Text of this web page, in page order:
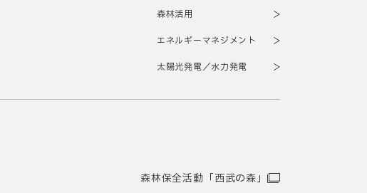
森林活用
エネルギーマネジメント
太陽光発電／水力発電
森林保全活動「西武の森」